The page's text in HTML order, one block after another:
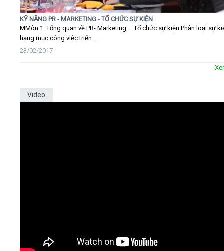
KỸ NĂNG PR - MARKETING - TỔ CHỨC SỰ KIỆN
MMôn 1: Tổng quan về PR- Marketing – Tổ chức sự kiện Phân loại sự
hạng mục công việc triển...
23/02/2017
Video